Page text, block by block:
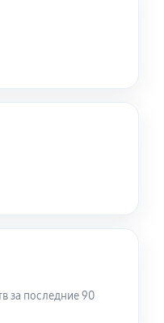
за последние 90